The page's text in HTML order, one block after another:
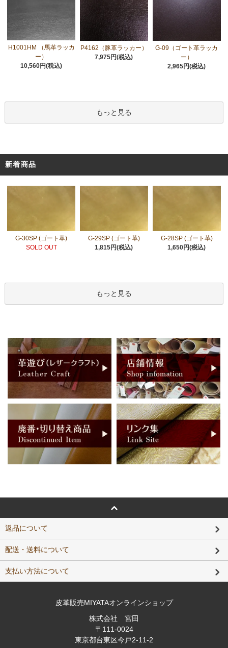
H1001HM （馬革ラッカ
ー）
10,560円(税込)
P4162（豚革ラッカー）
7,975円(税込)
G-09（ゴート革ラッカ
ー）
2,965円(税込)
もっと見る
新着商品
G-30SP (ゴート革)
SOLD OUT
G-29SP (ゴート革)
1,815円(税込)
G-28SP (ゴート革)
1,650円(税込)
もっと見る
返品について
配送・送料について
支払い方法について
皮革販売MIYATAオンラインショップ
株式会社 宮田
〒111-0024
東京都台東区今戸2-11-2